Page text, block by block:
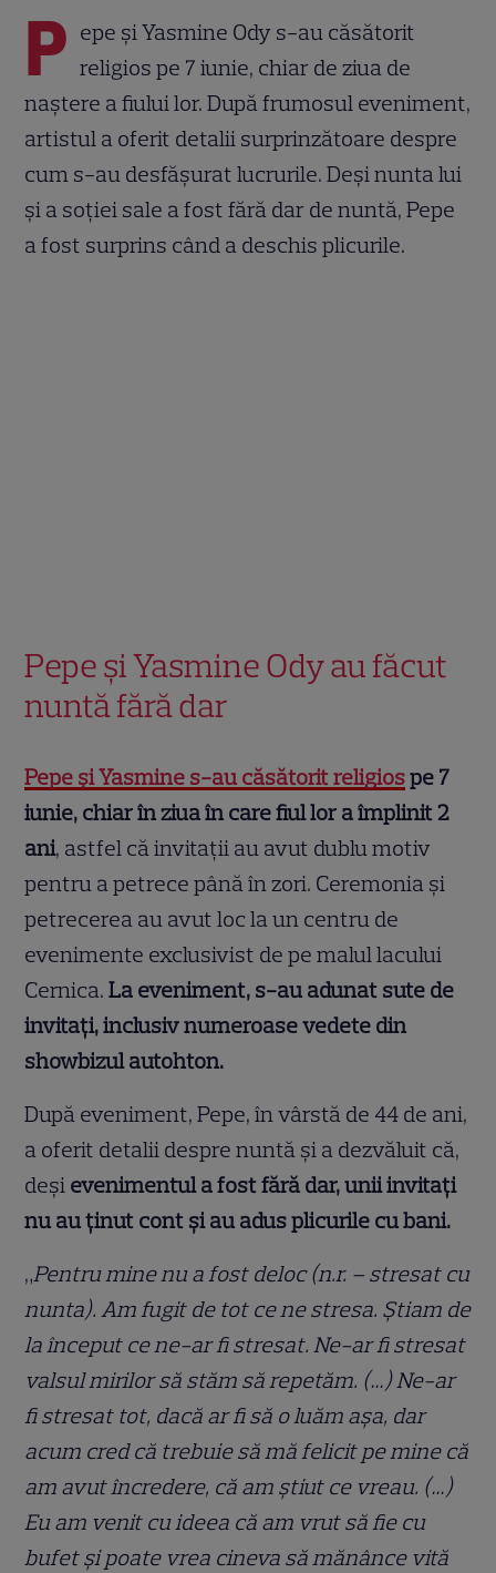
P epe și Yasmine Ody s-au căsătorit
religios pe 7 iunie, chiar de ziua de
naștere a fiului lor. După frumosul eveniment,
artistul a oferit detalii surprinzătoare despre
cum s-au desfășurat lucrurile. Deși nunta lui
și a soției sale a fost fără dar de nuntă, Pepe
a fost surprins când a deschis plicurile.
Pepe și Yasmine Ody au făcut
nuntă fără dar
Pepe și Yasmine s-au căsătorit religiospe 7
iunie, chiar în ziua în care fiul lor a împlinit 2
ani, astfel că invitații au avut dublu motiv
pentru a petrece până în zori. Ceremonia și
petrecerea au avut loc la un centru de
evenimente exclusivist de pe malul lacului
Cernica.La eveniment, s-au adunat sute de
invitați, inclusiv numeroase vedete din
showbizul autohton.
După eveniment, Pepe, în vârstă de 44 de ani,
a oferit detalii despre nuntă și a dezvăluit că,
deși evenimentul a fost fără dar, unii invitați
nu au ținut cont și au adus plicurile cu bani.
„Pentru mine nu a fost deloc (n.r. – stresat cu
nunta). Am fugit de tot ce ne stresa. Știam de
la început ce ne-ar fi stresat. Ne-ar fi stresat
valsul mirilor să stăm să repetăm. (…) Ne-ar
fi stresat tot, dacă ar fi să o luăm așa, dar
acum cred că trebuie să mă felicit pe mine că
am avut încredere, că am știut ce vreau. (…)
Eu am venit cu ideea că am vrut să fie cu
bufet și poate vrea cineva să mănânce vită